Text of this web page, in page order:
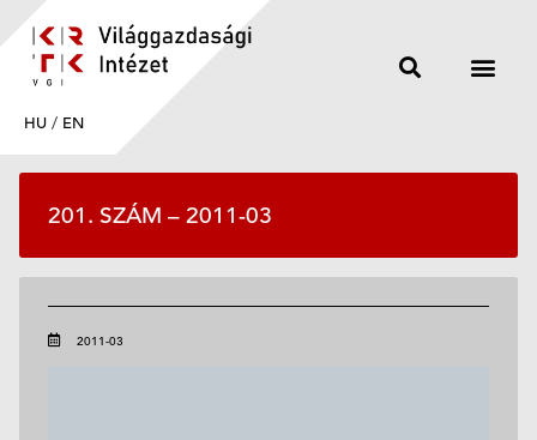
HU / EN
201. SZÁM – 2011-03
2011-03